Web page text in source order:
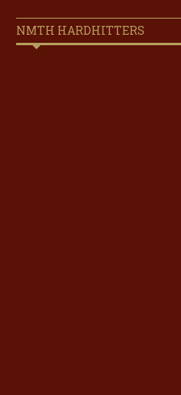
NMTH HARDHITTERS